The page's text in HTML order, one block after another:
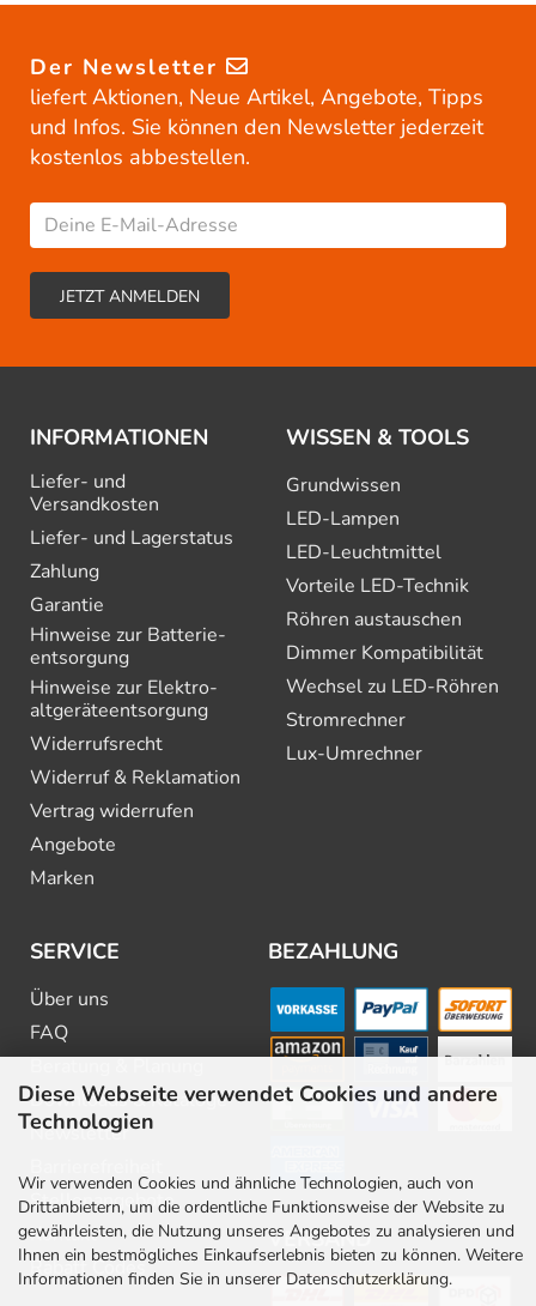
Diese Webseite verwendet Cookies und andere
Technologien
Wir verwenden Cookies und ähnliche Technologien, auch von
Drittanbietern, um die ordentliche Funktionsweise der Website zu
gewährleisten, die Nutzung unseres Angebotes zu analysieren und
Ihnen ein bestmögliches Einkaufserlebnis bieten zu können. Weitere
Informationen finden Sie in unserer Datenschutzerklärung.
Der Newsletter
liefert Aktionen, Neue Artikel, Angebote, Tipps
und Infos. Sie können den Newsletter jederzeit
kostenlos abbestellen.
INFORMATIONEN
Liefer- und
Versandkosten
Liefer- und Lagerstatus
Zahlung
Garantie
Hinweise zur Batterie­
entsorgung
Hinweise zur Elektro­
altgeräte­entsorgung
Widerrufsrecht
Widerruf & Reklamation
Vertrag widerrufen
Angebote
Marken
WISSEN & TOOLS
Grundwissen
LED-Lampen
LED-Leuchtmittel
Vorteile LED-Technik
Röhren austauschen
Dimmer Kompatibilität
Wechsel zu LED-Röhren
Stromrechner
Lux-Umrechner
SERVICE
Über uns
FAQ
Downloads & Kataloge
Newsletter
Stellenangebote
Kontakt
Rabatt Codes
BEZAHLUNG
VERSAND